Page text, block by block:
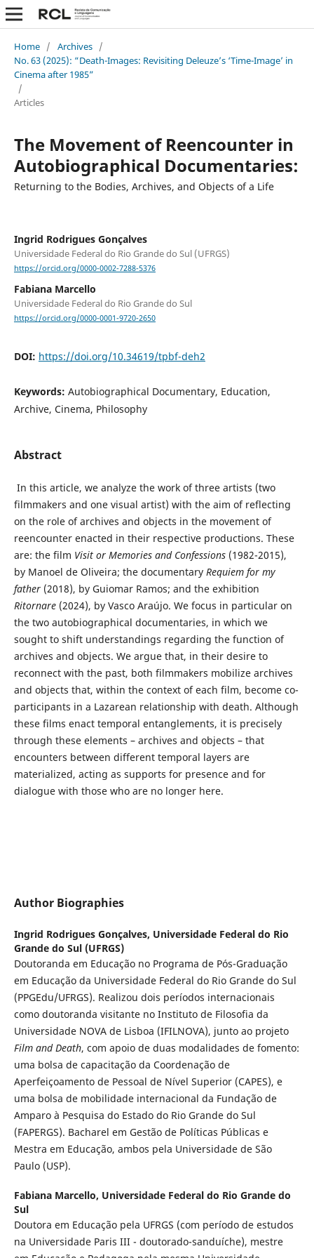
Home / Archives /
No. 63 (2025): “Death-Images: Revisiting Deleuze’s ‘Time-Image’ in
Cinema after 1985”
/
Articles
The Movement of Reencounter in
Autobiographical Documentaries:
Returning to the Bodies, Archives, and Objects of a Life
Ingrid Rodrigues Gonçalves
Universidade Federal do Rio Grande do Sul (UFRGS)
https://orcid.org/0000-0002-7288-5376
Fabiana Marcello
Universidade Federal do Rio Grande do Sul
https://orcid.org/0000-0001-9720-2650
DOI: https://doi.org/10.34619/tpbf-deh2
Keywords: Autobiographical Documentary, Education,
Archive, Cinema, Philosophy
Abstract
In this article, we analyze the work of three artists (two
filmmakers and one visual artist) with the aim of reflecting
on the role of archives and objects in the movement of
reencounter enacted in their respective productions. These
are: the film Visit or Memories and Confessions(1982-2015),
by Manoel de Oliveira; the documentary Requiem for my
father(2018), by Guiomar Ramos; and the exhibition
Ritornare(2024), by Vasco Araújo. We focus in particular on
the two autobiographical documentaries, in which we
sought to shift understandings regarding the function of
archives and objects. We argue that, in their desire to
reconnect with the past, both filmmakers mobilize archives
and objects that, within the context of each film, become co-
participants in a Lazarean relationship with death. Although
these films enact temporal entanglements, it is precisely
through these elements – archives and objects – that
encounters between different temporal layers are
materialized, acting as supports for presence and for
dialogue with those who are no longer here.
Author Biographies
Ingrid Rodrigues Gonçalves, Universidade Federal do Rio
Grande do Sul (UFRGS)
Doutoranda em Educação no Programa de Pós-Graduação
em Educação da Universidade Federal do Rio Grande do Sul
(PPGEdu/UFRGS). Realizou dois períodos internacionais
como doutoranda visitante no Instituto de Filosofia da
Universidade NOVA de Lisboa (IFILNOVA), junto ao projeto
Film and Death, com apoio de duas modalidades de fomento:
uma bolsa de capacitação da Coordenação de
Aperfeiçoamento de Pessoal de Nível Superior (CAPES), e
uma bolsa de mobilidade internacional da Fundação de
Amparo à Pesquisa do Estado do Rio Grande do Sul
(FAPERGS). Bacharel em Gestão de Políticas Públicas e
Mestra em Educação, ambos pela Universidade de São
Paulo (USP).
Fabiana Marcello, Universidade Federal do Rio Grande do
Sul
Doutora em Educação pela UFRGS (com período de estudos
na Universidade Paris III - doutorado-sanduíche), mestre